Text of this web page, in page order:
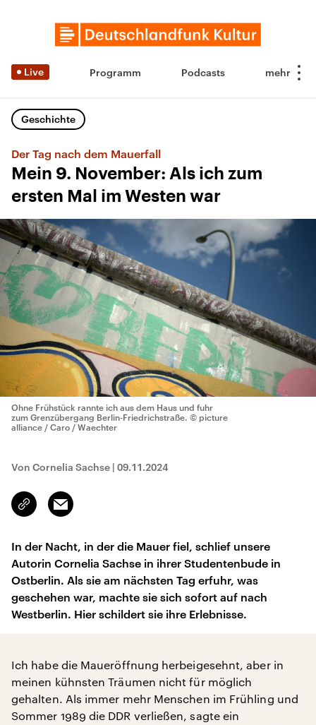
Live Programm Podcasts
Geschichte
Der Tag nach dem Mauerfall
Mein 9. November: Als ich zum
ersten Mal im Westen war
Ohne Frühstück rannte ich aus dem Haus und fuhr
zum Grenzübergang Berlin-Friedrichstraße. © picture
alliance / Caro / Waechter
Von Cornelia Sachse | 09.11.2024
Link
kopieren/teilen
Email
In der Nacht, in der die Mauer fiel, schlief unsere
Autorin Cornelia Sachse in ihrer Studentenbude in
Ostberlin. Als sie am nächsten Tag erfuhr, was
geschehen war, machte sie sich sofort auf nach
Westberlin. Hier schildert sie ihre Erlebnisse.
Ich habe die Maueröffnung herbeigesehnt, aber in
meinen kühnsten Träumen nicht für möglich
gehalten. Als immer mehr Menschen im Frühling und
Sommer 1989 die DDR verließen, sagte ein